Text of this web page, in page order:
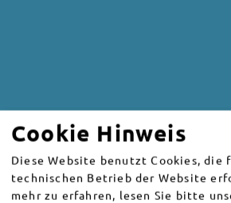
Cookie Hinweis
Diese Website benutzt Cookies, die
technischen Betrieb der Website
mehr zu erfahren, lesen Sie bitte